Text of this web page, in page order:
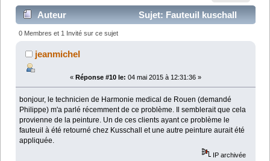
Auteur
Sujet: Fauteuil kuschall
compact sonne à l'entrée des magasins ! (Lu 12429
fois)
0 Membres et 1 Invité sur ce sujet
jeanmichel
« Réponse #10 le: 04 mai 2015 à 12:31:36 »
bonjour, le technicien de Harmonie medical de Rouen (demandé
Philippe) m'a parlé récemment de ce problème. Il semblerait que cela
provienne de la peinture. Un de ces clients ayant ce problème le
fauteuil à été retourné chez Kusschall et une autre peinture aurait été
appliquée.
IP archivée